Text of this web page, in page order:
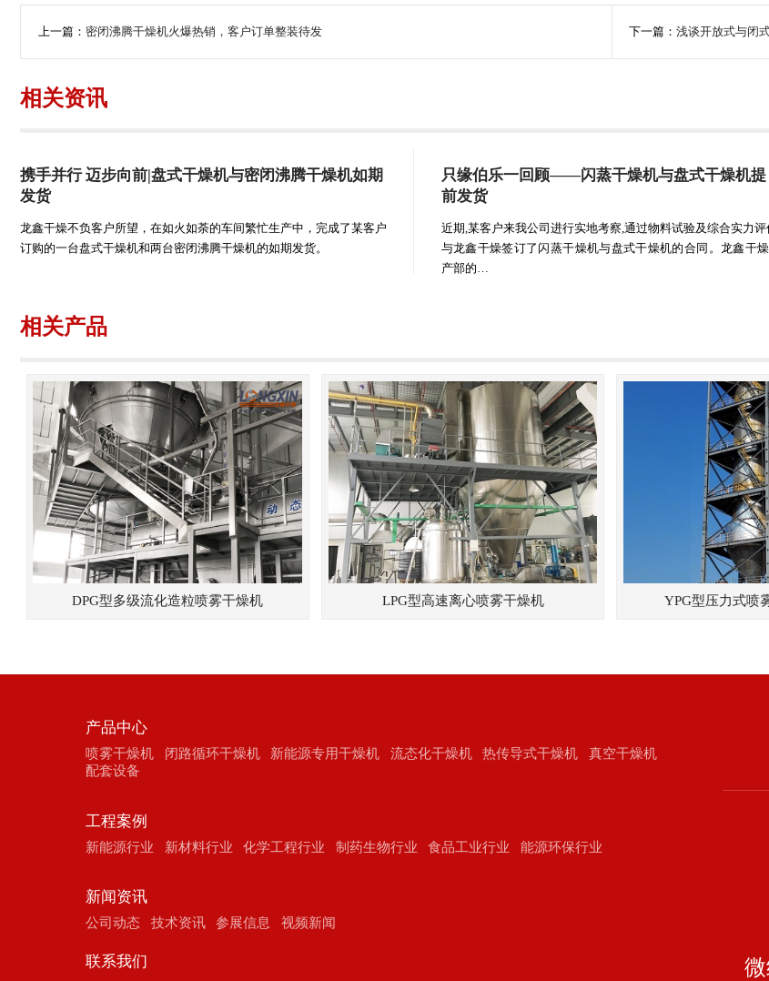
上一篇： 密闭沸腾干燥机火爆热销，客户订单整装待发 下一篇：浅谈开放式与闭
相关资讯
携手并行 迈步向前|盘式干燥机与密闭沸腾干燥机如期
发货
龙鑫干燥不负客户所望，在如火如荼的车间繁忙生产中，完成了某客户
订购的一台盘式干燥机和两台密闭沸腾干燥机的如期发货。
只缘伯乐一回顾——闪蒸干燥机与盘式干燥机提
前发货
近期,某客户来我公司进行实地考察,通过物料试验及综合实力评
与龙鑫干燥签订了闪蒸干燥机与盘式干燥机的合同。龙鑫干
产部的…
相关产品
DPG型多级流化造粒喷雾干燥机 LPG型高速离心喷雾干燥机 YPG型压力式喷
产品中心
喷雾干燥机 闭路循环干燥机 新能源专用干燥机 流态化干燥机 热传导式干燥机
真空干燥机
配套设备
工程案例
新能源行业 新材料行业 化学工程行业 制药生物行业 食品工业行业 能源环保行业
新闻资讯
公司动态 技术资讯 参展信息 视频新闻
联系我们